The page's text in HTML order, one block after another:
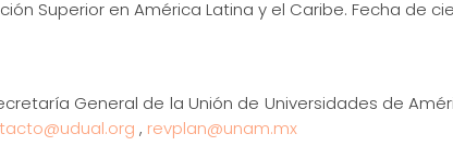
Superior en América Latina y el Caribe. Fecha de
General de la Unión de Universidades de
, revplan@unam.mx